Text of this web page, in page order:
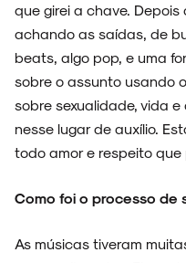
que girei a chave. Depois
achando as saídas, de
beats, algo pop, e uma
sobre o assunto usando
sobre sexualidade, vida
nesse lugar de auxílio.
todo amor e respeito que
Como foi o processo de
As músicas tiveram